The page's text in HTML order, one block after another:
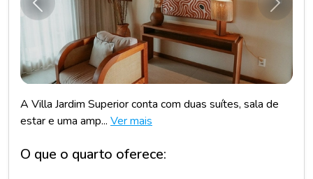
Anterior
A Villa Jardim Superior conta com duas suítes, sala de
estar e uma amp... Ver mais
O que o quarto oferece: